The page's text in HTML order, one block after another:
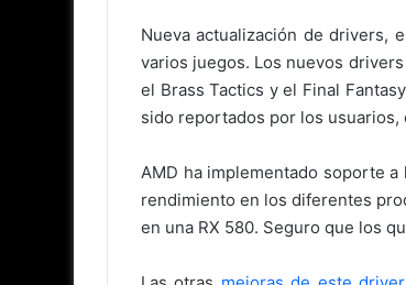
Nueva actualización de drivers,
varios juegos. Los nuevos
el Brass Tactics y el Final
sido reportados por los
AMD ha implementado soporte
rendimiento en los diferentes
en una RX 580. Seguro que los